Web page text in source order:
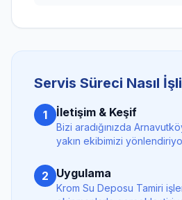
Servis Süreci Nasıl
1 İletişim & Keşif
Bizi aradığınızda
yakın ekibimizi
2 Uygulama
Krom Su Deposu Tamiri